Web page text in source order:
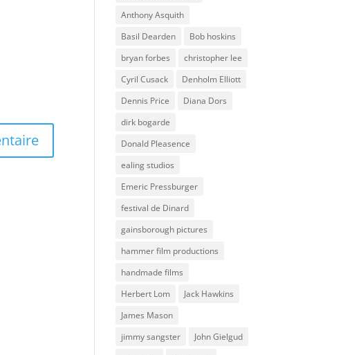
Anthony Asquith
Basil Dearden
Bob hoskins
bryan forbes
christopher lee
Cyril Cusack
Denholm Elliott
Dennis Price
Diana Dors
dirk bogarde
Donald Pleasence
ealing studios
Emeric Pressburger
festival de Dinard
gainsborough pictures
hammer film productions
handmade films
Herbert Lom
Jack Hawkins
James Mason
jimmy sangster
John Gielgud